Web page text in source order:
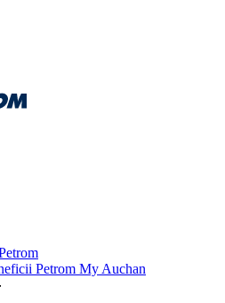
Petrom My Auchan